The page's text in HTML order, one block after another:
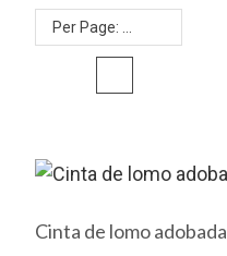
Cinta de lomo adobada